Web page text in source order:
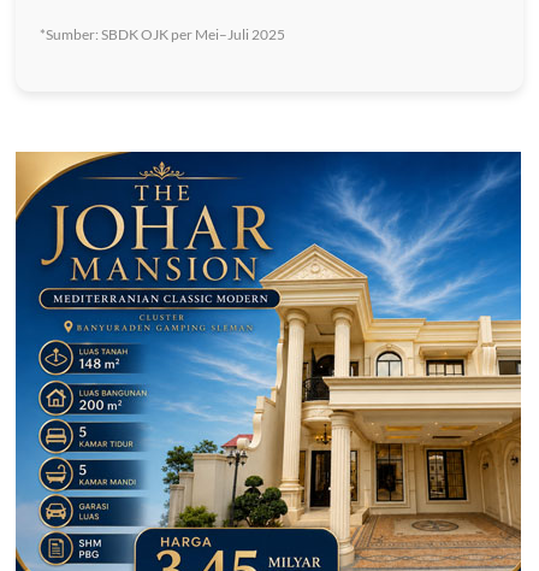
*Sumber: SBDK OJK per Mei–Juli 2025